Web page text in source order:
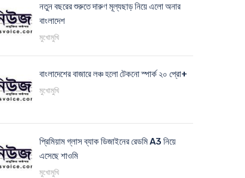
নতুন বছরের শুরুতে দারুণ মূল্যছাড় নিয়ে এলো অনার
বাংলাদেশ
মুখোমুখি
বাংলাদেশের বাজারে লঞ্চ হলো টেকনো স্পার্ক ২০ প্রো+
মুখোমুখি
প্রিমিয়াম গ্লাস ব্যাক ডিজাইনের রেডমি A3 নিয়ে
এসেছে শাওমি
মুখোমুখি